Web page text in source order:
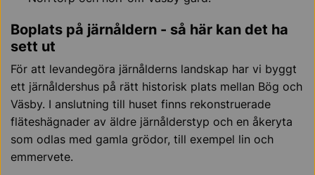
Boplats på järnåldern - så här kan det ha
sett ut
För att levandegöra järnålderns landskap har vi byggt
ett järnåldershus på rätt historisk plats mellan Bög och
Väsby. I anslutning till huset finns rekonstruerade
fläteshägnader av äldre järnålderstyp och en åkeryta
som odlas med gamla grödor, till exempel lin och
emmervete.